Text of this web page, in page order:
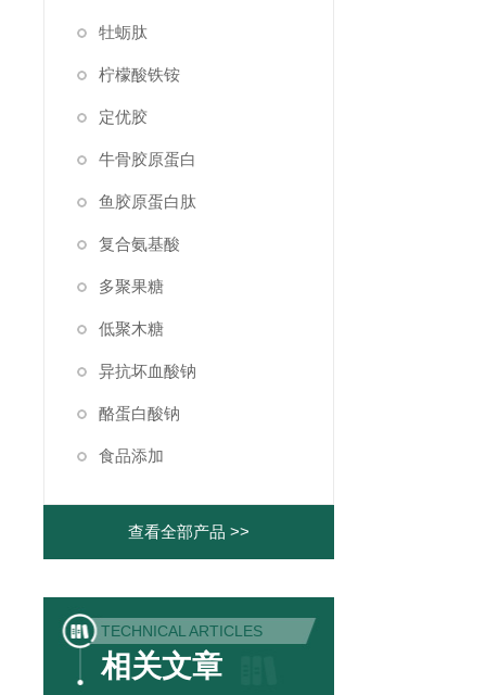
牡蛎肽
柠檬酸铁铵
定优胶
牛骨胶原蛋白
鱼胶原蛋白肽
复合氨基酸
多聚果糖
低聚木糖
异抗坏血酸钠
酪蛋白酸钠
食品添加
查看全部产品 >>
TECHNICAL ARTICLES
相关文章